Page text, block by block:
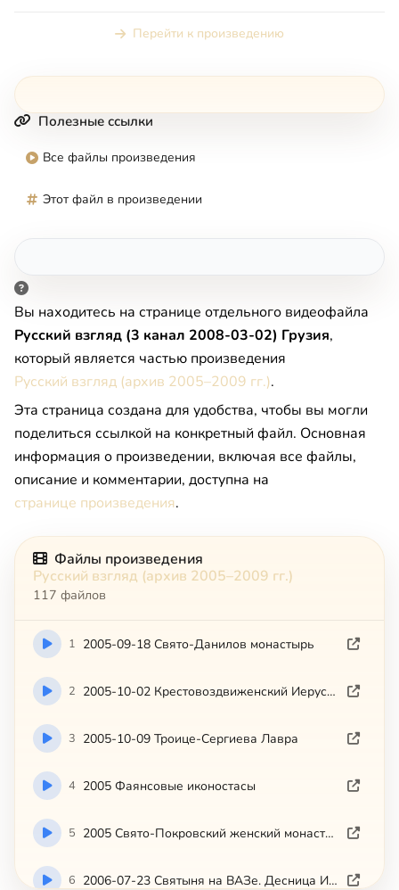
Перейти к произведению
Полезные ссылки
Все файлы произведения
Этот файл в произведении
Вы находитесь на странице отдельного видеофайла
Русский взгляд (3 канал 2008-03-02) Грузия,
который является частью произведения
Русский взгляд (архив 2005–2009 гг.).
Эта страница создана для удобства, чтобы вы могли
поделиться ссылкой на конкретный файл. Основная
информация о произведении, включая все файлы,
описание и комментарии, доступна на
странице произведения.
Файлы произведения
Русский взгляд (архив 2005–2009 гг.)
117 файлов
1 2005-09-18 Свято-Данилов монастырь
2 2005-10-02 Крестовоздвиженский Иерусалимский монастырь
3 2005-10-09 Троице-Сергиева Лавра
4 2005 Фаянсовые иконостасы
5 2005 Свято-Покровский женский монастырь
6 2006-07-23 Святыня на ВАЗе. Десница Иоанна Крестителя